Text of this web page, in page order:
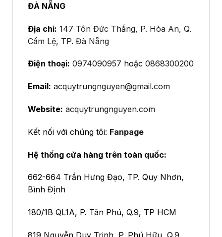
ĐÀ NẴNG
Địa chỉ: 147 Tôn Đức Thắng, P. Hòa An, Q.
Cẩm Lệ, TP. Đà Nẵng
Điện thoại: 0974090957 hoặc 0868300200
Email: acquytrungnguyen@gmail.com
Website: acquytrungnguyen.com
Kết nối với chúng tôi: Fanpage
Hệ thống cửa hàng trên toàn quốc:
662-664 Trần Hưng Đạo, TP. Quy Nhơn,
Bình Định
180/1B QL1A, P. Tân Phú, Q.9, TP HCM
819 Nguyễn Duy Trinh, P. Phú Hữu, Q.9,